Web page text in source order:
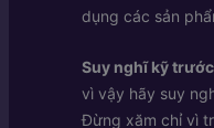
dụng các sản
Suy nghĩ kỹ
vì vậy hãy suy
Đừng xăm chỉ vì